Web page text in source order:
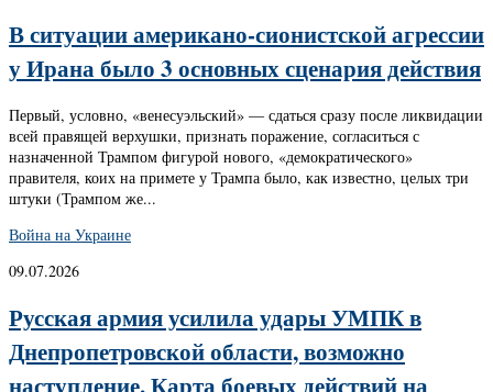
В ситуации американо-сионистской агрессии
у Ирана было 3 основных сценария действия
Первый, условно, «венесуэльский» — сдаться сразу после ликвидации
всей правящей верхушки, признать поражение, согласиться с
назначенной Трампом фигурой нового, «демократического»
правителя, коих на примете у Трампа было, как известно, целых три
штуки (Трампом же...
Война на Украине
09.07.2026
Русская армия усилила удары УМПК в
Днепропетровской области, возможно
наступление. Карта боевых действий на